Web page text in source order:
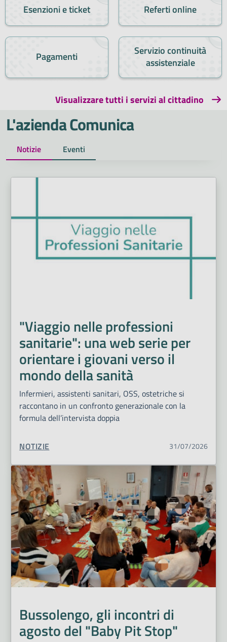
Esenzioni e ticket Referti online
Pagamenti
Servizio continuità
assistenziale
Visualizzare tutti i servizi al cittadino
L'azienda Comunica
Notizie Eventi
"Viaggio nelle professioni
sanitarie": una web serie per
orientare i giovani verso il
mondo della sanità
Infermieri, assistenti sanitari, OSS, ostetriche si
raccontano in un confronto generazionale con la
formula dell’intervista doppia
TIPO CONTENUTO:
NOTIZIE 31/07/2026
Bussolengo, gli incontri di
agosto del "Baby Pit Stop"